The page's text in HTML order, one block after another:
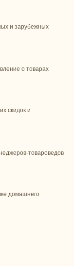
и зарубежных
о товарах
скидок и
товароведов
домашнего